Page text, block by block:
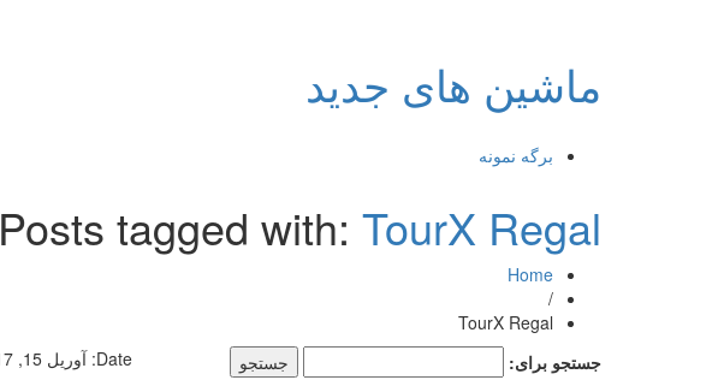
ماشین های جدید
برگه نمونه
Posts tagged with: TourX Regal
Home
/
TourX Regal
Date: آوریل 15, 2017 جستجو برای: